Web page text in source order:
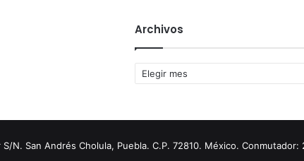
Archivos
Archivos
San Andrés Cholula, Puebla. C.P. 72810. México. Conmutador: